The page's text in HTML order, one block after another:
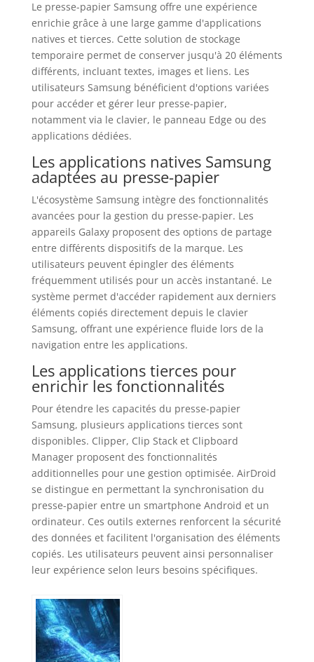
Le presse-papier Samsung offre une expérience
enrichie grâce à une large gamme d'applications
natives et tierces. Cette solution de stockage
temporaire permet de conserver jusqu'à 20 éléments
différents, incluant textes, images et liens. Les
utilisateurs Samsung bénéficient d'options variées
pour accéder et gérer leur presse-papier,
notamment via le clavier, le panneau Edge ou des
applications dédiées.
Les applications natives Samsung
adaptées au presse-papier
L'écosystème Samsung intègre des fonctionnalités
avancées pour la gestion du presse-papier. Les
appareils Galaxy proposent des options de partage
entre différents dispositifs de la marque. Les
utilisateurs peuvent épingler des éléments
fréquemment utilisés pour un accès instantané. Le
système permet d'accéder rapidement aux derniers
éléments copiés directement depuis le clavier
Samsung, offrant une expérience fluide lors de la
navigation entre les applications.
Les applications tierces pour
enrichir les fonctionnalités
Pour étendre les capacités du presse-papier
Samsung, plusieurs applications tierces sont
disponibles. Clipper, Clip Stack et Clipboard
Manager proposent des fonctionnalités
additionnelles pour une gestion optimisée. AirDroid
se distingue en permettant la synchronisation du
presse-papier entre un smartphone Android et un
ordinateur. Ces outils externes renforcent la sécurité
des données et facilitent l'organisation des éléments
copiés. Les utilisateurs peuvent ainsi personnaliser
leur expérience selon leurs besoins spécifiques.